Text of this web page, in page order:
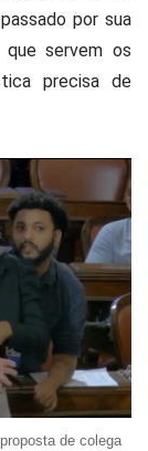
por sua
que servem os
precisa de
de colega